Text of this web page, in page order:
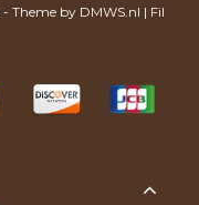
- Theme by DMWS.nl | Fil